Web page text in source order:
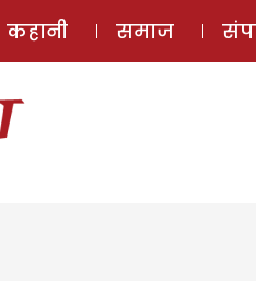
कहानी समाज